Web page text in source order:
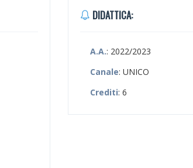
DIDATTICA:
A.A.: 2022/2023
Canale: UNICO
Crediti: 6